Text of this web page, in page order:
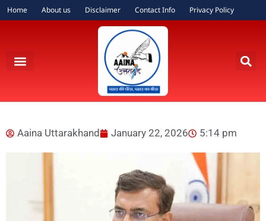
Home About us Disclaimer Contact Info Privacy Policy
Aaina Uttarakhand January 22, 2026 5:14 pm